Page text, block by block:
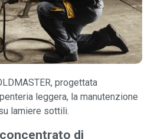
progettata
leggera, la manutenzione
lamiere sottili.
concentrato di